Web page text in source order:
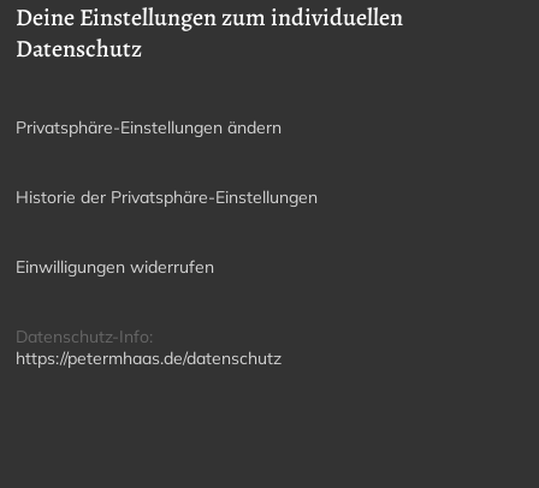
Deine Einstellungen zum individuellen
Datenschutz
Privatsphäre-Einstellungen ändern
Historie der Privatsphäre-Einstellungen
Einwilligungen widerrufen
Datenschutz-Info:
https://petermhaas.de/datenschutz